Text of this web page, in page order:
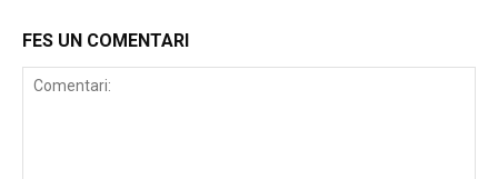
FES UN COMENTARI